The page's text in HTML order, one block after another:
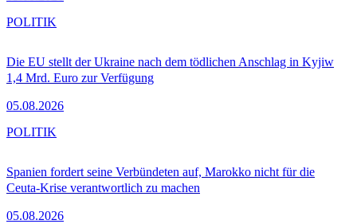
Die EU stellt der Ukraine nach dem tödlichen Anschlag in Kyjiw
1,4 Mrd. Euro zur Verfügung
05.08.2026
POLITIK
Spanien fordert seine Verbündeten auf, Marokko nicht für die
Ceuta-Krise verantwortlich zu machen
05.08.2026
POLITIK